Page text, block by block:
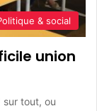
& social
union
sur tout, ou